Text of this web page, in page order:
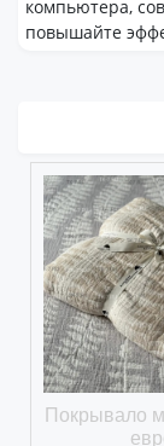
компьютера,
повышайте
Покрывало